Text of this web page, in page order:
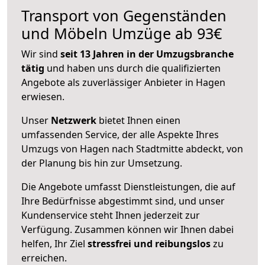
Transport von Gegenständen
und Möbeln Umzüge ab 93€
Wir sind seit 13 Jahren in der Umzugsbranche
tätig und haben uns durch die qualifizierten
Angebote als zuverlässiger Anbieter in Hagen
erwiesen.
Unser Netzwerk bietet Ihnen einen
umfassenden Service, der alle Aspekte Ihres
Umzugs von Hagen nach Stadtmitte abdeckt, von
der Planung bis hin zur Umsetzung.
Die Angebote umfasst Dienstleistungen, die auf
Ihre Bedürfnisse abgestimmt sind, und unser
Kundenservice steht Ihnen jederzeit zur
Verfügung. Zusammen können wir Ihnen dabei
helfen, Ihr Ziel stressfrei und reibungsloszu
erreichen.